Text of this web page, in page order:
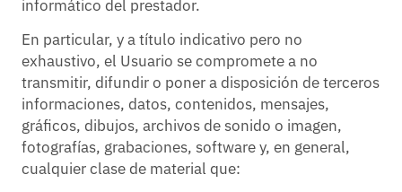
informático del prestador.
En particular, y a título indicativo pero no
exhaustivo, el Usuario se compromete a no
transmitir, difundir o poner a disposición de terceros
informaciones, datos, contenidos, mensajes,
gráficos, dibujos, archivos de sonido o imagen,
fotografías, grabaciones, software y, en general,
cualquier clase de material que: